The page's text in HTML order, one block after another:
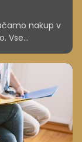
nakup v
Vse
pravila
je